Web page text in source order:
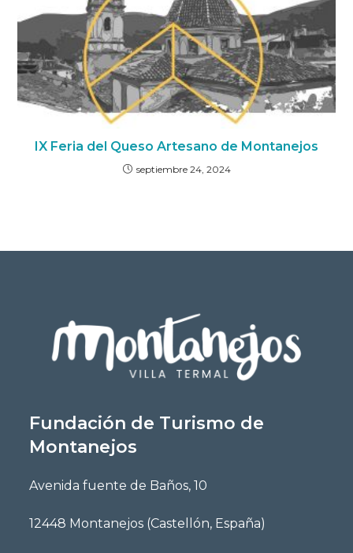
IX Feria del Queso Artesano de Montanejos
septiembre 24, 2024
Fundación de Turismo de
Montanejos
Avenida fuente de Baños, 10
12448 Montanejos (Castellón, España)